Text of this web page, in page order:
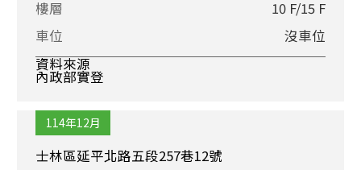
樓層
10 F/15 F
車位
沒車位
資料來源
內政部實登
114年12月
士林區延平北路五段257巷12號